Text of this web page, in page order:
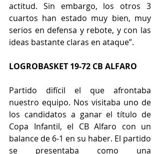
actitud. Sin embargo, los otros 3
cuartos han estado muy bien, muy
serios en defensa y rebote, y con las
ideas bastante claras en ataque”.
LOGROBASKET 19-72 CB ALFARO
Partido difícil el que afrontaba
nuestro equipo. Nos visitaba uno de
los candidatos a ganar el título de
Copa Infantil, el CB Alfaro con un
balance de 6-1 en su haber. El partido
se presentaba como una